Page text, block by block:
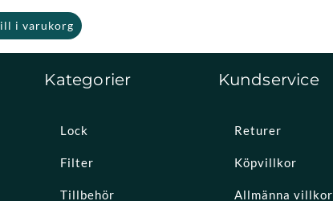
i varukorg
Kategorier
Lock
Filter
Tillbehör
Kundservice
Returer
Köpvillkor
Allmänna villkor